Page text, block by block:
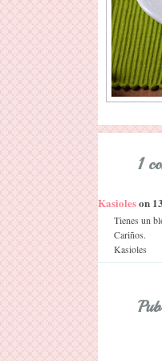
1
Kasioleson
Tienes un
Cariños.
Kasioles